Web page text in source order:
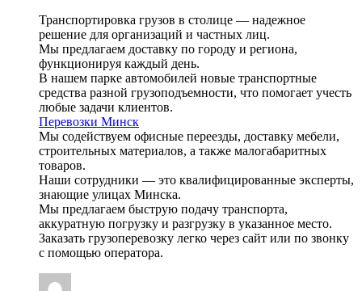
Транспортировка грузов в столице — надежное
решение для организаций и частных лиц.
Мы предлагаем доставку по городу и региона,
функционируя каждый день.
В нашем парке автомобилей новые транспортные
средства разной грузоподъемности, что помогает учесть
любые задачи клиентов.
Перевозки Минск
Мы содействуем офисные переезды, доставку мебели,
строительных материалов, а также малогабаритных
товаров.
Наши сотрудники — это квалифицированные эксперты,
знающие улицах Минска.
Мы предлагаем быструю подачу транспорта,
аккуратную погрузку и разгрузку в указанное место.
Заказать грузоперевозку легко через сайт или по звонку
с помощью оператора.